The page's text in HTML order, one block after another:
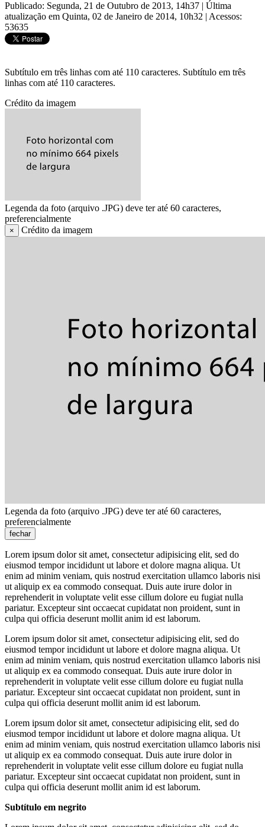
Publicado: Segunda, 21 de Outubro de 2013, 14h37 | Última
atualização em Quinta, 02 de Janeiro de 2014, 10h32 | Acessos:
53635
Subtítulo em três linhas com até 110 caracteres. Subtítulo em três
linhas com até 110 caracteres.
Crédito da imagem
Legenda da foto (arquivo .JPG) deve ter até 60 caracteres,
preferencialmente
× Crédito da imagem
Legenda da foto (arquivo .JPG) deve ter até 60 caracteres,
preferencialmente
fechar
Lorem ipsum dolor sit amet, consectetur adipisicing elit, sed do
eiusmod tempor incididunt ut labore et dolore magna aliqua. Ut
enim ad minim veniam, quis nostrud exercitation ullamco laboris nisi
ut aliquip ex ea commodo consequat. Duis aute irure dolor in
reprehenderit in voluptate velit esse cillum dolore eu fugiat nulla
pariatur. Excepteur sint occaecat cupidatat non proident, sunt in
culpa qui officia deserunt mollit anim id est laborum.
Lorem ipsum dolor sit amet, consectetur adipisicing elit, sed do
eiusmod tempor incididunt ut labore et dolore magna aliqua. Ut
enim ad minim veniam, quis nostrud exercitation ullamco laboris nisi
ut aliquip ex ea commodo consequat. Duis aute irure dolor in
reprehenderit in voluptate velit esse cillum dolore eu fugiat nulla
pariatur. Excepteur sint occaecat cupidatat non proident, sunt in
culpa qui officia deserunt mollit anim id est laborum.
Lorem ipsum dolor sit amet, consectetur adipisicing elit, sed do
eiusmod tempor incididunt ut labore et dolore magna aliqua. Ut
enim ad minim veniam, quis nostrud exercitation ullamco laboris nisi
ut aliquip ex ea commodo consequat. Duis aute irure dolor in
reprehenderit in voluptate velit esse cillum dolore eu fugiat nulla
pariatur. Excepteur sint occaecat cupidatat non proident, sunt in
culpa qui officia deserunt mollit anim id est laborum.
Subtítulo em negrito